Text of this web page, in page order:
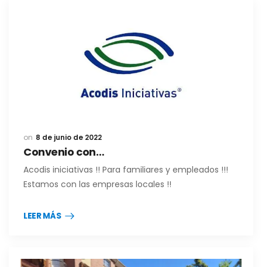
8 de junio de 2022
Convenio con…
Acodis iniciativas !! Para familiares y empleados !!!
Estamos con las empresas locales !!
LEER MÁS